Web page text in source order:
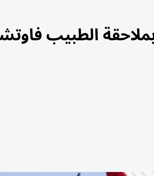
الطبيب